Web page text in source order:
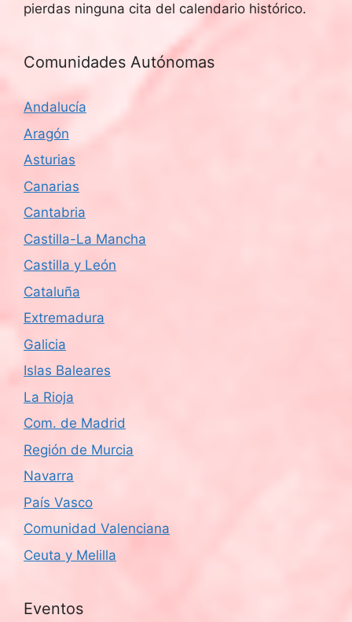
pierdas ninguna cita del calendario histórico.
Comunidades Autónomas
Andalucía
Aragón
Asturias
Canarias
Cantabria
Castilla-La Mancha
Castilla y León
Cataluña
Extremadura
Galicia
Islas Baleares
La Rioja
Com. de Madrid
Región de Murcia
Navarra
País Vasco
Comunidad Valenciana
Ceuta y Melilla
Eventos